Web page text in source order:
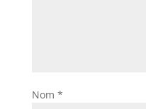
Nom *